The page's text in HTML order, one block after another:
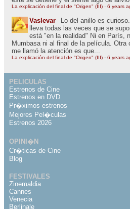
La explicación del final de "Origen" (III) · 6 years
Vaslevar
Lo del anillo es
lleva todas las veces que se
está "en la realidad" Ni en París,
Mumbasa ni al final de la película. Otra
me llamó la atención es que...
La explicación del final de "Origen" (III) · 6 years
PELICULAS
Estrenos de Cine
Estrenos en DVD
Pr�ximos estrenos
Mejores Pel�culas
Estrenos 2026
OPINI�N
Cr�ticas de Cine
Blog
FESTIVALES
Zinemaldia
Cannes
Venecia
Berlinale